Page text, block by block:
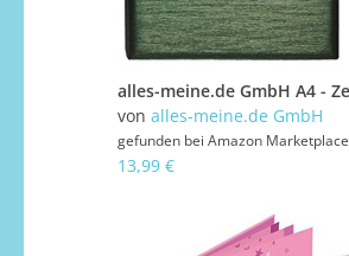
von alles-meine.de GmbH
gefunden bei Amazon Marketplace
13,99 €